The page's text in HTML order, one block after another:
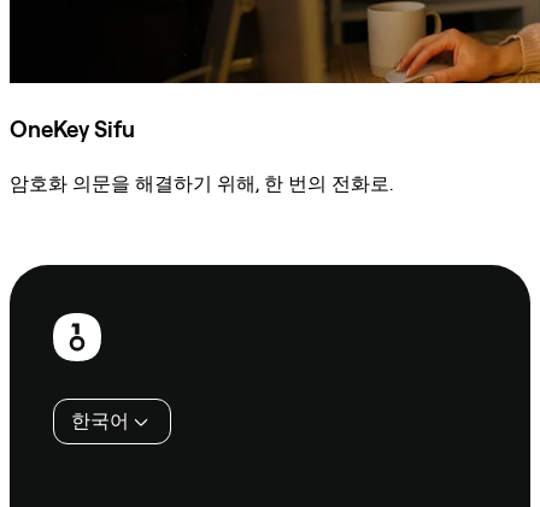
OneKey Sifu
암호화 의문을 해결하기 위해, 한 번의 전화로.
보
한국어